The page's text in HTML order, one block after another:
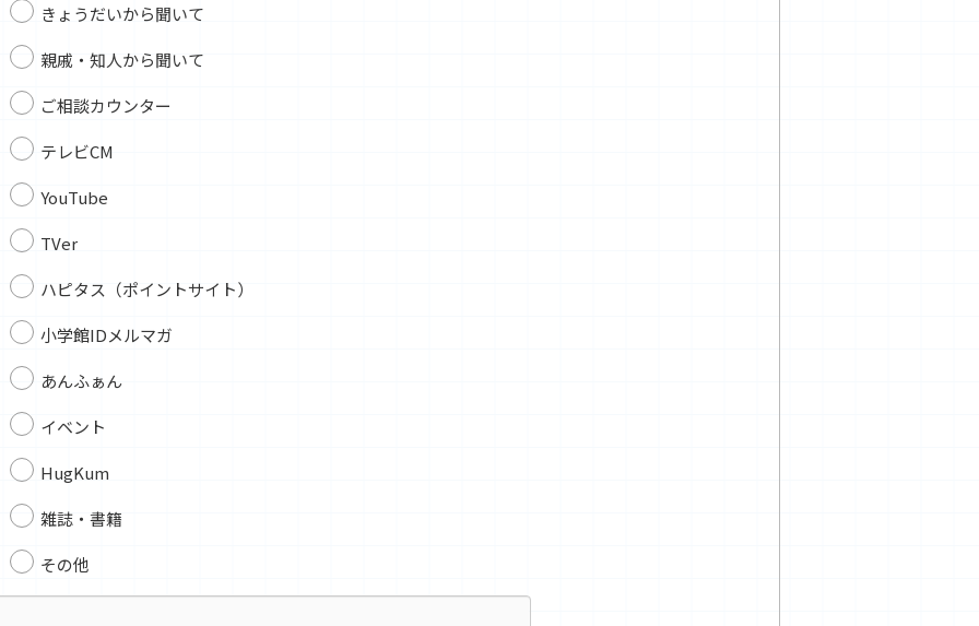
きょうだいから聞いて
親戚・知人から聞いて
ご相談カウンター
テレビCM
YouTube
TVer
ハピタス（ポイントサイト）
小学館IDメルマガ
あんふぁん
イベント
HugKum
雑誌・書籍
その他